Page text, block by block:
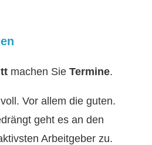
machen Sie Termine.
Vor allem die guten.
geht es an den
Arbeitgeber zu.